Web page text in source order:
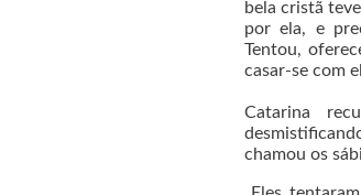
bela cristã
por ela, e
Tentou,
casar-se com
Catarina
chamou os